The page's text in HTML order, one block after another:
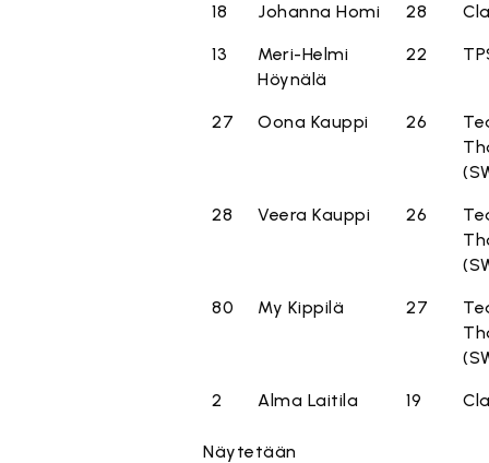
18 Johanna Homi 28
13
Meri-Helmi
Höynälä
22
27 Oona Kauppi 26
28 Veera Kauppi 26
80 My Kippilä 27
2 Alma Laitila 19
Näytetään